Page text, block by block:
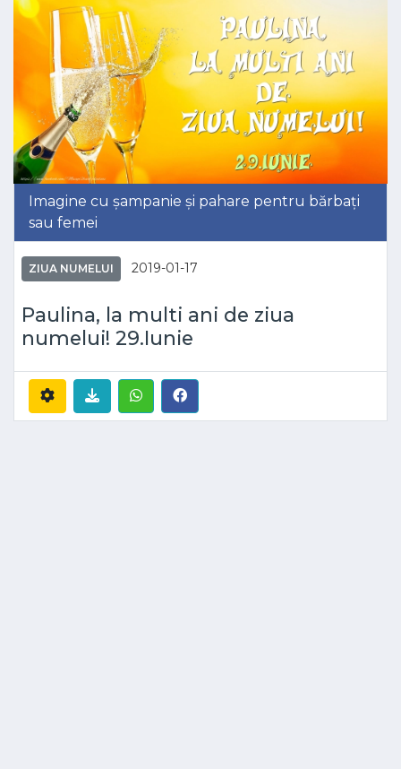
Imagine cu șampanie și pahare pentru bărbați
sau femei
ZIUA NUMELUI 2019-01-17
Paulina, la multi ani de ziua
numelui! 29.Iunie